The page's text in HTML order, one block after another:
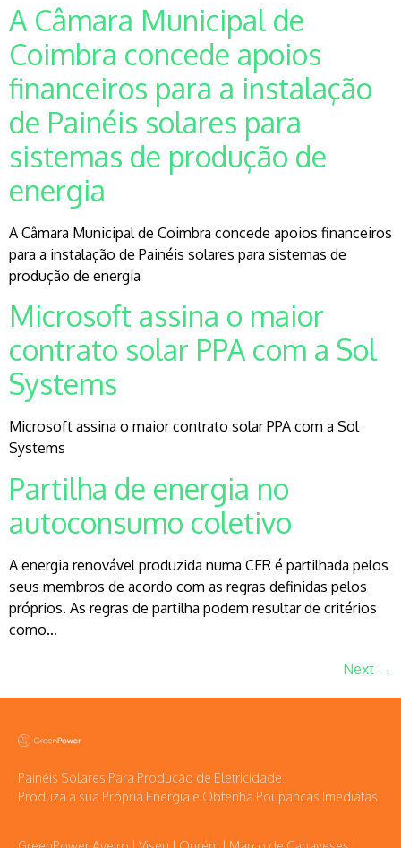
A Câmara Municipal de
Coimbra concede apoios
financeiros para a instalação
de Painéis solares para
sistemas de produção de
energia
A Câmara Municipal de Coimbra concede apoios financeiros
para a instalação de Painéis solares para sistemas de
produção de energia
Microsoft assina o maior
contrato solar PPA com a Sol
Systems
Microsoft assina o maior contrato solar PPA com a Sol
Systems
Partilha de energia no
autoconsumo coletivo
A energia renovável produzida numa CER é partilhada pelos
seus membros de acordo com as regras definidas pelos
próprios. As regras de partilha podem resultar de critérios
como…
Next →
Painéis Solares Para Produção de Eletricidade.
Produza a sua Própria Energia e Obtenha Poupanças Imediatas